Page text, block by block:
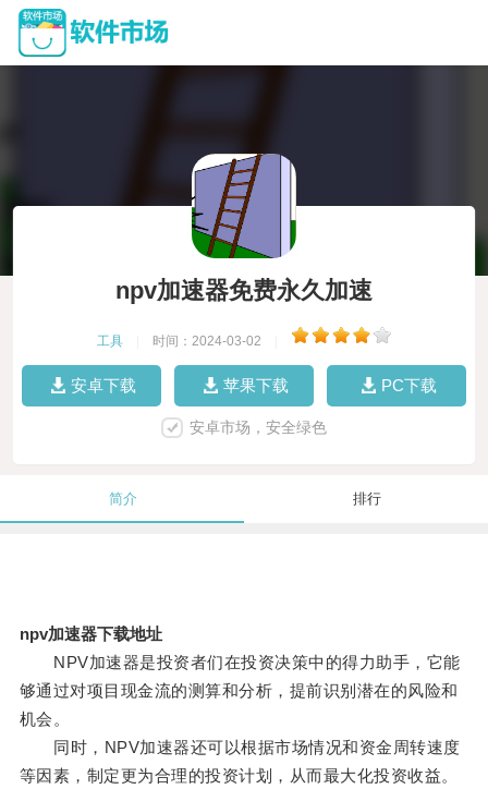
npv加速器免费永久加速
工具 时间：2024-03-02
安卓下载 苹果下载 PC下载
安卓市场，安全绿色
简介 排行
npv加速器下载地址
NPV加速器是投资者们在投资决策中的得力助手，它能
够通过对项目现金流的测算和分析，提前识别潜在的风险和
机会。
同时，NPV加速器还可以根据市场情况和资金周转速度
等因素，制定更为合理的投资计划，从而最大化投资收益。